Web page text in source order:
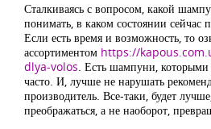
Сталкиваясь с вопросом, какой
понимать, в каком состоянии
Если есть время и возможность, то
ассортиментом https://
dlya-volos. Есть шампуни, которыми
часто. И, лучше не нарушать
производитель. Все-таки, будет
преображаться, а не наоборот,